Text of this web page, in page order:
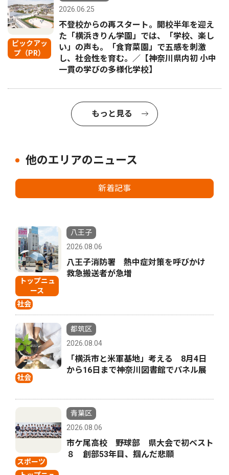
ピックアッ
プ（PR）
2026.06.25
不登校からの再スタート。開校半年を迎え
た「横浜きりん学園」では、「学校、楽し
い」の声も。「食育菜園」で五感を刺激
し、社会性を育む。／【神奈川県内初 小中
一貫の学びの多様化学校】
もっと見る
他のエリアのニュース
新着記事
トップニュ
ース
社会
八王子
2026.08.06
八王子消防署 熱中症対策を呼びかけ
救急搬送者が急増
社会
都筑区
2026.08.04
「横浜市と米軍基地」考える 8月4日
から16日まで神奈川図書館でパネル展
スポーツ
青葉区
2026.08.06
市ケ尾高校 野球部 県大会で初ベスト
８ 創部53年目、掴んだ悲願